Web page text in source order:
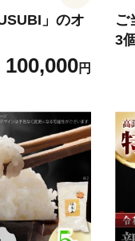
」のオ
100,000円
ご
3